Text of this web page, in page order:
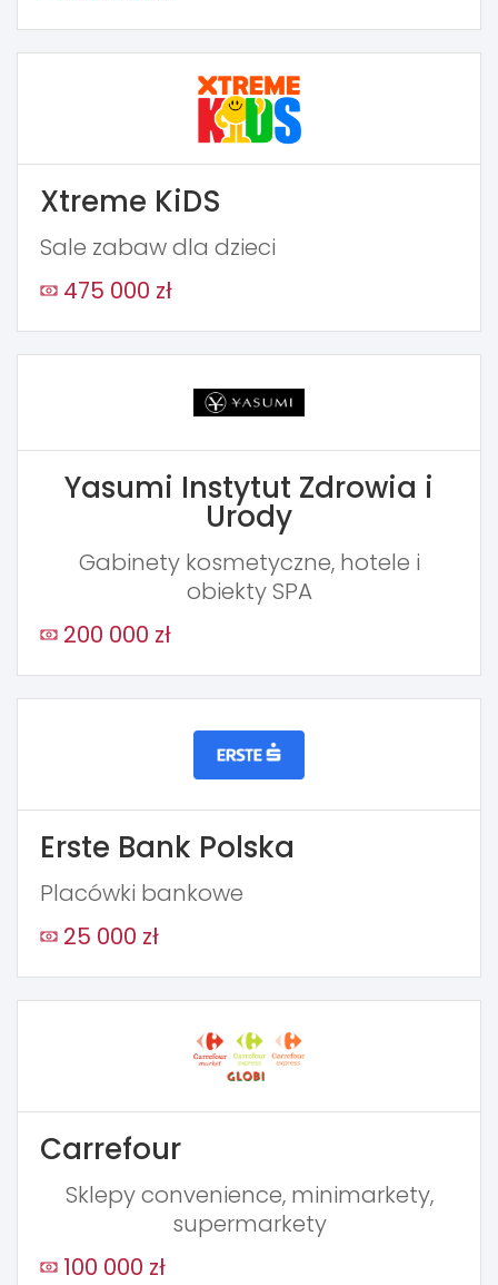
Xtreme KiDS
Sale zabaw dla dzieci
475 000 zł
Yasumi Instytut Zdrowia i
Urody
Gabinety kosmetyczne, hotele i
obiekty SPA
200 000 zł
Erste Bank Polska
Placówki bankowe
25 000 zł
Carrefour
Sklepy convenience, minimarkety,
supermarkety
100 000 zł